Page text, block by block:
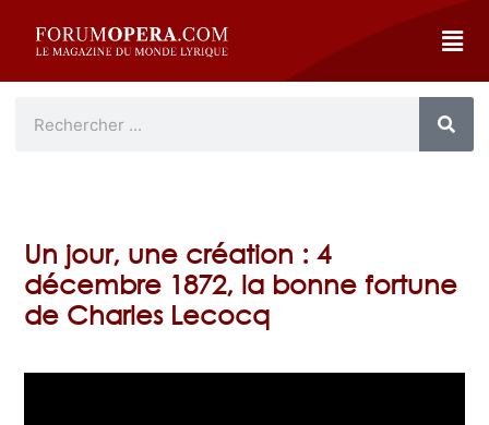
Un jour, une création : 4
décembre 1872, la bonne fortune
de Charles Lecocq